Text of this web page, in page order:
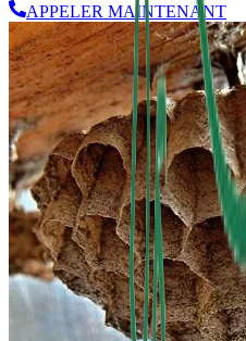
APPELER MAINTENANT